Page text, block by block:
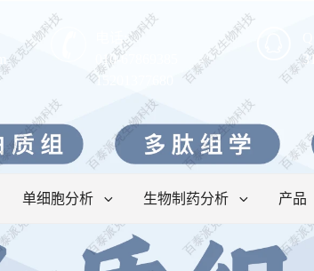
电话:
010-67869385
15201377680
单细胞分析 生物制药分析 产品